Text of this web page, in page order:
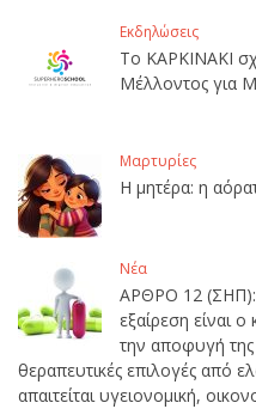
Εκδηλώσεις
Το ΚΑΡΚΙΝΑΚΙ
Μέλλοντος για
Μαρτυρίες
Η μητέρα: η
Νέα
ΑΡΘΡΟ 12 (ΣΗΠ):
εξαίρεση είναι
την αποφυγή της
θεραπευτικές επιλογές από
απαιτείται υγειονομική,